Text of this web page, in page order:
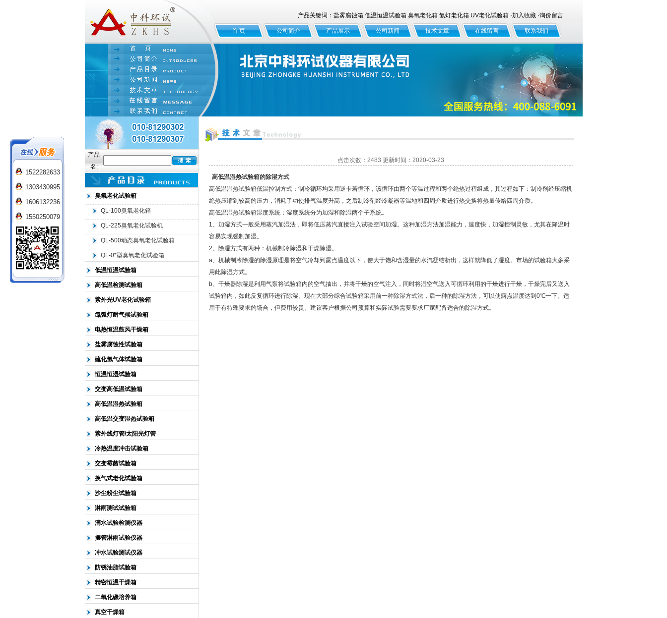
北京中科环试仪器有限公司
产品关键词：盐雾腐蚀箱 低温恒温试验箱 臭氧老化箱 氙灯老化箱 UV老化试验箱 ·加入收藏·询价留言
首 页 公司简介 产品展示 公司新闻 技术文章 在线留言 联系我们
产品
名:
臭氧老化试验箱
QL-100臭氧老化箱
QL-225臭氧老化试验机
QL-500动态臭氧老化试验箱
QL-0*型臭氧老化试验箱
低温恒温试验箱
高低温检测试验箱
紫外光UV老化试验箱
氙弧灯耐气候试验箱
电热恒温鼓风干燥箱
盐雾腐蚀性试验箱
硫化氢气体试验箱
恒温恒湿试验箱
交变高低温试验箱
高低温湿热试验箱
高低温交变湿热试验箱
紫外线灯管/太阳光灯管
冷热温度冲击试验箱
交变霉菌试验箱
换气式老化试验箱
沙尘粉尘试验箱
淋雨测试试验箱
滴水试验检测仪器
摆管淋雨试验仪器
冲水试验测试仪器
防锈油脂试验箱
精密恒温干燥箱
二氧化碳培养箱
真空干燥箱
点击次数：2483 更新时间：2020-03-23
高低温湿热试验箱的除湿方式
高低温湿热试验箱低温控制方式：制冷循环均采用逆卡若循环，该循环由两个等温过程和两个绝热过程组成，其过程如下：制冷剂经压缩机
绝热压缩到较高的压力，消耗了功使排气温度升高，之后制冷剂经冷凝器等温地和四周介质进行热交换将热量传给四周介质。
高低温湿热试验箱湿度系统：湿度系统分为加湿和除湿两个子系统。
1、加湿方式一般采用蒸汽加湿法，即将低压蒸汽直接注入试验空间加湿。这种加湿方法加湿能力，速度快，加湿控制灵敏，尤其在降温时
容易实现强制加湿。
2、除湿方式有两种：机械制冷除湿和干燥除湿。
a、机械制冷除湿的除湿原理是将空气冷却到露点温度以下，使大于饱和含湿量的水汽凝结析出，这样就降低了湿度。市场的试验箱大多采
用此除湿方式。
b、干燥器除湿是利用气泵将试验箱内的空气抽出，并将干燥的空气注入，同时将湿空气送入可循环利用的干燥进行干燥，干燥完后又送入
试验箱内，如此反复循环进行除湿。现在大部分综合试验箱采用前一种除湿方式法，后一种的除湿方法，可以使露点温度达到0℃一下。适
用于有特殊要求的场合，但费用较贵。建议客户根据公司预算和实际试验需要要求厂家配备适合的除湿方式。
1522282633
1303430995
1606132236
1550250079